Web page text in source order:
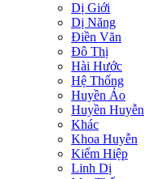
Dị Giới
Dị Năng
Điền Văn
Đô Thị
Hài Hước
Hệ Thống
Huyền Ảo
Huyền Huyễn
Khác
Khoa Huyễn
Kiếm Hiệp
Linh Dị